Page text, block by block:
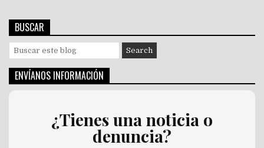
BUSCAR
e
a
r
ENVÍANOS INFORMACIÓN
¿Tienes una noticia o
denuncia?